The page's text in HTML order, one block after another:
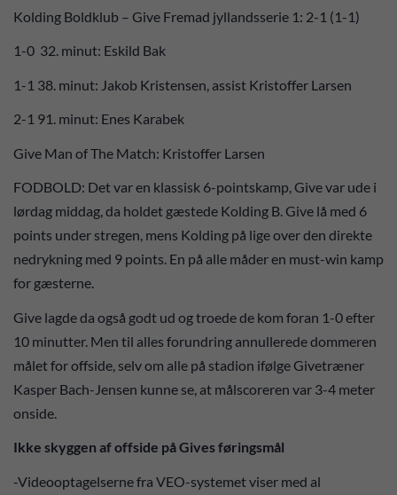
Kolding Boldklub – Give Fremad jyllandsserie 1: 2-1 (1-1)
1-0 32. minut: Eskild Bak
1-1 38. minut: Jakob Kristensen, assist Kristoffer Larsen
2-1 91. minut: Enes Karabek
Give Man of The Match: Kristoffer Larsen
FODBOLD: Det var en klassisk 6-pointskamp, Give var ude i
lørdag middag, da holdet gæstede Kolding B. Give lå med 6
points under stregen, mens Kolding på lige over den direkte
nedrykning med 9 points. En på alle måder en must-win kamp
for gæsterne.
Give lagde da også godt ud og troede de kom foran 1-0 efter
10 minutter. Men til alles forundring annullerede dommeren
målet for offside, selv om alle på stadion ifølge Givetræner
Kasper Bach-Jensen kunne se, at målscoreren var 3-4 meter
onside.
Ikke skyggen af offside på Gives føringsmål
-Videooptagelserne fra VEO-systemet viser med al